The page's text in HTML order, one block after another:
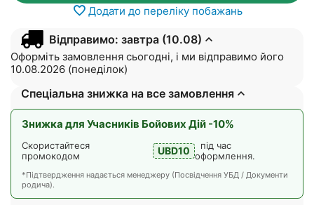
Додати до переліку побажань
Відправимо: завтра (10.08)
Оформіть замовлення сьогодні, і ми відправимо його
10.08.2026 (понеділок)
Спеціальна знижка на все замовлення
Знижка для Учасників Бойових Дій -10%
Скористайтеся
промокодом
UBD10
під час
оформлення.
*Підтвердження надається менеджеру (Посвідчення УБД / Документи
родича).